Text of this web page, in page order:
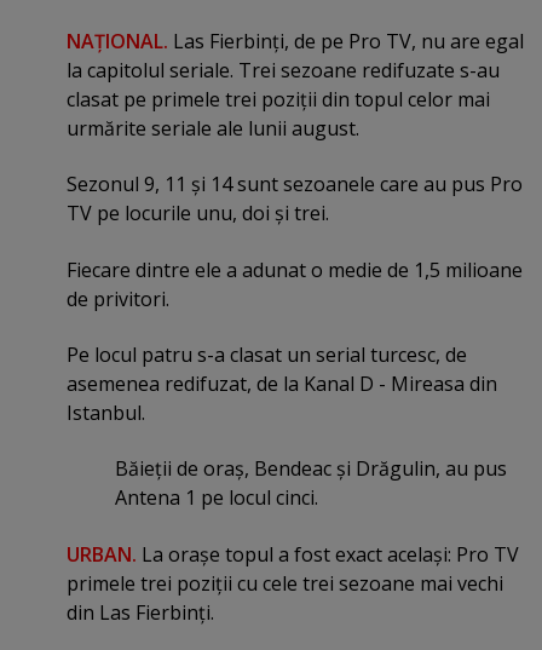
NAŢIONAL. Las Fierbinţi, de pe Pro TV, nu are egal
la capitolul seriale. Trei sezoane redifuzate s-au
clasat pe primele trei poziţii din topul celor mai
urmărite seriale ale lunii august.
Sezonul 9, 11 şi 14 sunt sezoanele care au pus Pro
TV pe locurile unu, doi şi trei.
Fiecare dintre ele a adunat o medie de 1,5 milioane
de privitori.
Pe locul patru s-a clasat un serial turcesc, de
asemenea redifuzat, de la Kanal D - Mireasa din
Istanbul.
Băieţii de oraş, Bendeac şi Drăgulin, au pus
Antena 1 pe locul cinci.
URBAN. La oraşe topul a fost exact acelaşi: Pro TV
primele trei poziţii cu cele trei sezoane mai vechi
din Las Fierbinţi.